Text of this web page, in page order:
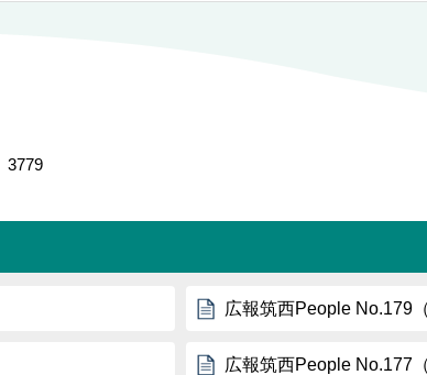
3779
広報筑西People No.179
広報筑西People No.177